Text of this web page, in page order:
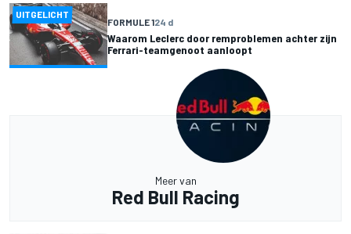
UITGELICHT
FORMULE 124 d
Waarom Leclerc door remproblemen achter zijn
Ferrari-teamgenoot aanloopt
Meer van
Red Bull Racing